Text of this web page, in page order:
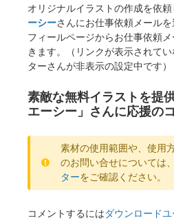
オリジナルイラストの作成を依
ーシーさんにお仕事依頼メール
フィールページからお仕事依頼
きます。（リンクが表示されて
ターさんが非表示の設定中です）
素敵な無料イラストを提
エーシー」さんに応援の
素材の使用範囲や、使用
のお問い合せについては
ターをご確認ください。
コメントするにはダウンロード